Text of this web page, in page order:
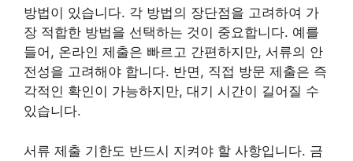
방법이 있습니다. 각 방법의 장단점을 고려하여 가
장 적합한 방법을 선택하는 것이 중요합니다. 예를
들어, 온라인 제출은 빠르고 간편하지만, 서류의 안
전성을 고려해야 합니다. 반면, 직접 방문 제출은 즉
각적인 확인이 가능하지만, 대기 시간이 길어질 수
있습니다.
서류 제출 기한도 반드시 지켜야 할 사항입니다. 금